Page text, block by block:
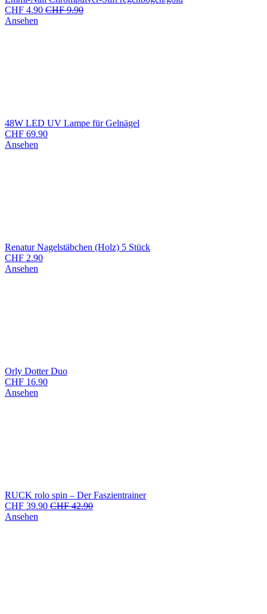
CHF 4.90 CHF9.90
Ansehen
48W LED UV Lampe für Gelnägel
CHF 69.90
Ansehen
Renatur Nagelstäbchen (Holz) 5 Stück
CHF 2.90
Ansehen
Orly Dotter Duo
CHF 16.90
Ansehen
RUCK rolo spin – Der Faszientrainer
CHF 39.90 CHF42.90
Ansehen